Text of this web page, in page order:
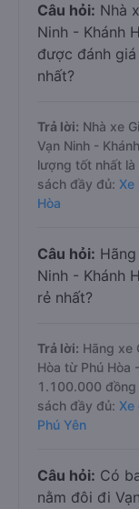
Câu hỏi: Nhà
Ninh - Khánh
được đánh
nhất?
Trả lời: Nhà xe
Vạn Ninh -
lượng tốt nhất là
sách đầy đủ: Xe
Hòa
Câu hỏi:
Ninh - Khánh
rẻ nhất?
Trả lời: Hãng xe
Hòa từ Phú Hòa
1.100.000 đồng
sách đầy đủ: Xe
Phú Yên
Câu hỏi: Có
nằm đôi đi